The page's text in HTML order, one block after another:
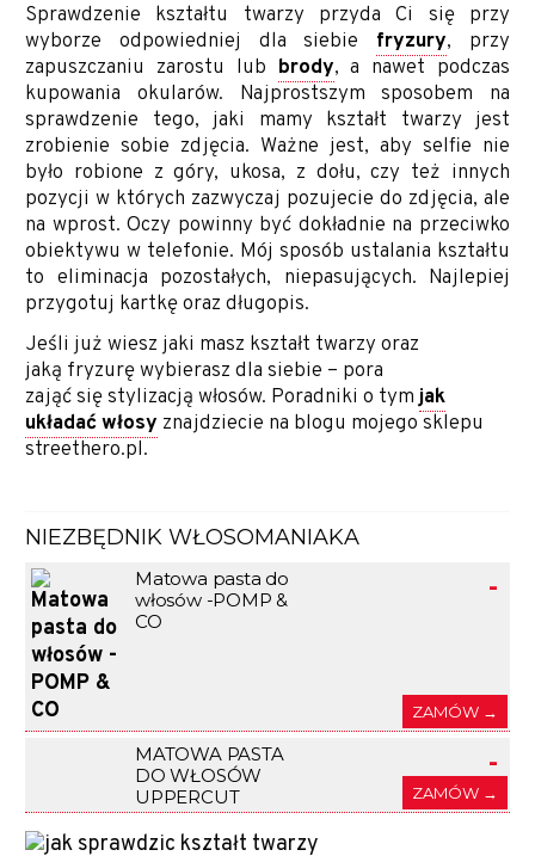
Sprawdzenie kształtu twarzy przyda Ci się przy
wyborze odpowiedniej dla siebie fryzury, przy
zapuszczaniu zarostu lub brody, a nawet podczas
kupowania okularów. Najprostszym sposobem na
sprawdzenie tego, jaki mamy kształt twarzy jest
zrobienie sobie zdjęcia. Ważne jest, aby selfie nie
było robione z góry, ukosa, z dołu, czy też innych
pozycji w których zazwyczaj pozujecie do zdjęcia, ale
na wprost. Oczy powinny być dokładnie na przeciwko
obiektywu w telefonie. Mój sposób ustalania kształtu
to eliminacja pozostałych, niepasujących. Najlepiej
przygotuj kartkę oraz długopis.
Jeśli już wiesz jaki masz kształt twarzy oraz
jaką fryzurę wybierasz dla siebie – pora
zająć się stylizacją włosów. Poradniki o tymjak
układać włosy znajdziecie na blogu mojego sklepu
streethero.pl.
NIEZBĘDNIK WŁOSOMANIAKA
Matowa pasta do
włosów -POMP &
CO
-
ZAMÓW →
MATOWA PASTA
DO WŁOSÓW
UPPERCUT
-
ZAMÓW →